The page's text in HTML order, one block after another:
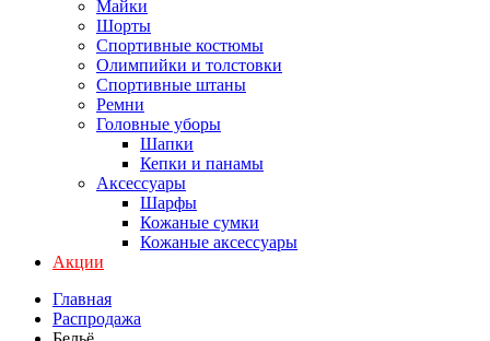
Майки
Шорты
Спортивные костюмы
Олимпийки и толстовки
Спортивные штаны
Ремни
Головные уборы
Шапки
Кепки и панамы
Аксессуары
Шарфы
Кожаные сумки
Кожаные аксессуары
Акции
Главная
Распродажа